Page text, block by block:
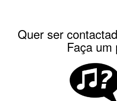
Quer ser
Faça um